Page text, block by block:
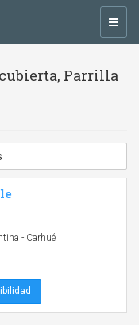
Parrilla
- Carhué